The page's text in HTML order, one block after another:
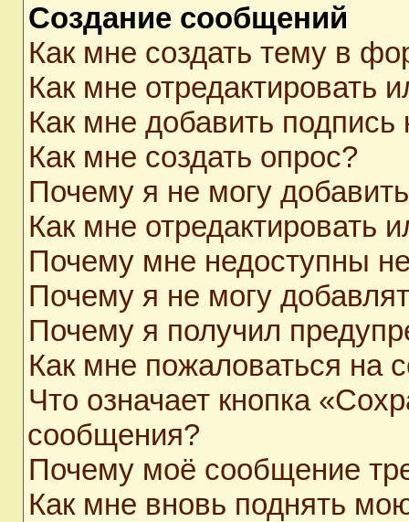
Создание сообщений
Как мне создать тему в
Как мне отредактировать
Как мне добавить
Как мне создать опрос?
Почему я не могу
Как мне отредактировать
Почему мне недоступны
Почему я не могу
Почему я получил
Как мне пожаловаться на
Что означает кнопка
сообщения?
Почему моё сообщение
Как мне вновь поднять